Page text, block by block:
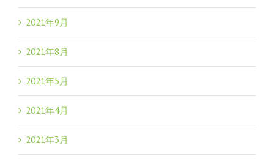
2021年9月
2021年8月
2021年5月
2021年4月
2021年3月